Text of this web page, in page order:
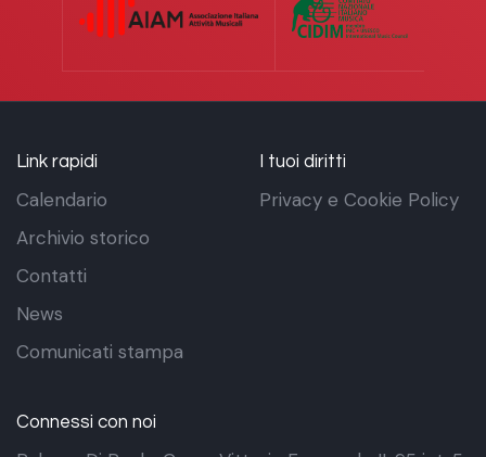
Link rapidi
Calendario
Archivio storico
Contatti
News
Comunicati stampa
I tuoi diritti
Privacy e Cookie Policy
Connessi con noi